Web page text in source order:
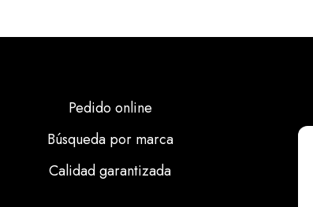
Pedido online
Búsqueda por marca
Calidad garantizada